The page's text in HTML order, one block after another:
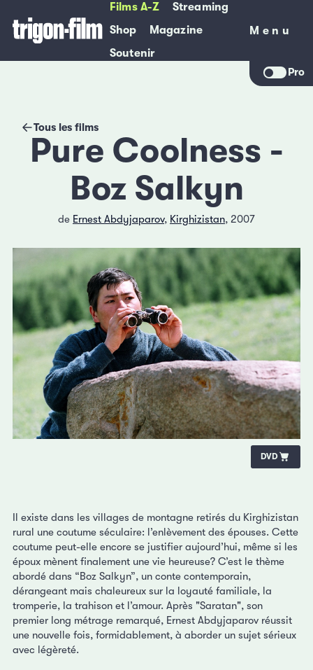
Films A-Z
Streaming
Shop
Magazine
Soutenir
Menu
Menu
Pro
Tous les films
Pure Coolness -
Boz Salkyn
de Ernest Abdyjaparov, Kirghizistan, 2007
DVD
Il existe dans les villages de montagne retirés du Kirghizistan
rural une coutume séculaire: l’enlèvement des épouses. Cette
coutume peut-elle encore se justifier aujourd’hui, même si les
époux mènent finalement une vie heureuse? C’est le thème
abordé dans “Boz Salkyn”, un conte contemporain,
dérangeant mais chaleureux sur la loyauté familiale, la
tromperie, la trahison et l’amour. Après "Saratan", son
premier long métrage remarqué, Ernest Abdyjaparov réussit
une nouvelle fois, formidablement, à aborder un sujet sérieux
avec légèreté.